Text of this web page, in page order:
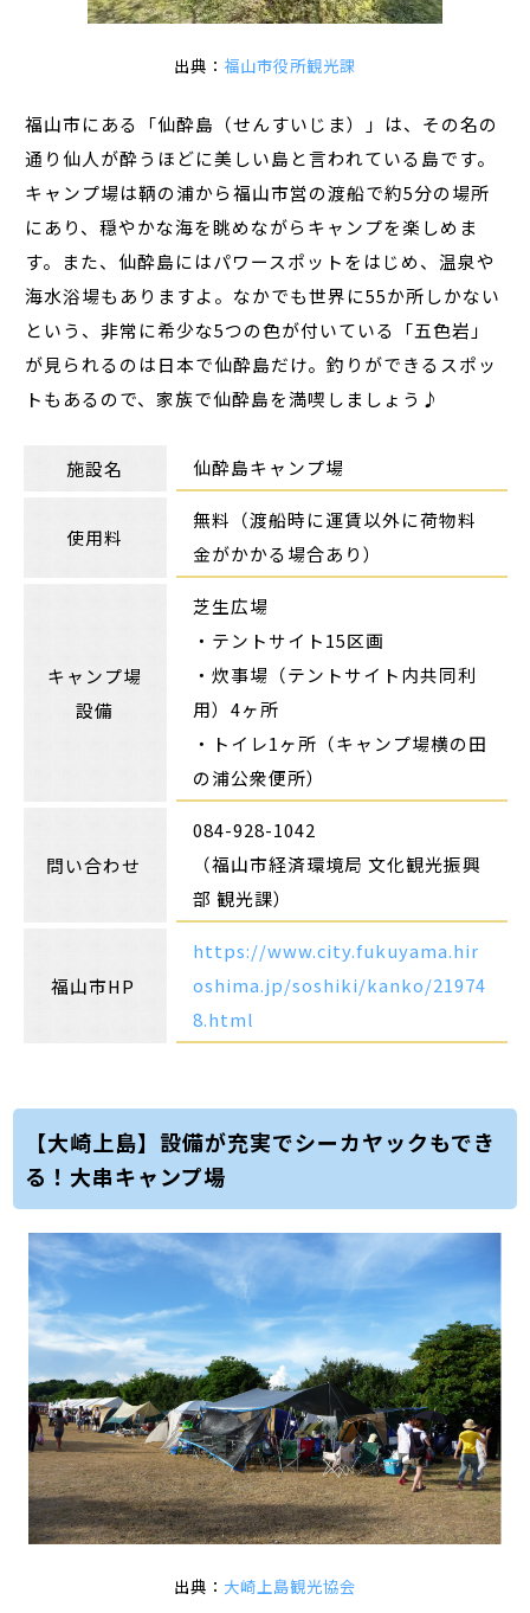
出典： 福山市役所観光課
福山市にある「仙酔島（せんすいじま）」は、その名の
通り仙人が酔うほどに美しい島と言われている島です。
キャンプ場は​鞆の浦から福山市営の渡船で約5分の場所
にあり、穏やかな海を眺めながらキャンプを楽しめま
す。また、仙酔島にはパワースポットをはじめ、温泉や
海水浴場もありますよ。なかでも世界に55か所しかない
という、非常に希少な5つの色が付いている「五色岩」
が見られるのは日本で仙酔島だけ。釣りができるスポッ
トもあるので、家族で仙酔島を満喫しましょう♪
施設名 仙酔島キャンプ場
使用料
無料（渡船時に運賃以外に荷物料
金がかかる場合あり）
キャンプ場
設備
芝生広場
・テントサイト15区画
・炊事場（テントサイト内共同利
用）4ヶ所
・トイレ1ヶ所（キャンプ場横の田
の浦公衆便所）
問い合わせ
084-928-1042
（福山市経済環境局 文化観光振興
部 観光課）
福山市HP
https://www.city.fukuyama.hir
oshima.jp/soshiki/kanko/21974
8.html
【大崎上島】設備が充実でシーカヤックもでき
る！大串キャンプ場
出典： 大崎上島観光協会